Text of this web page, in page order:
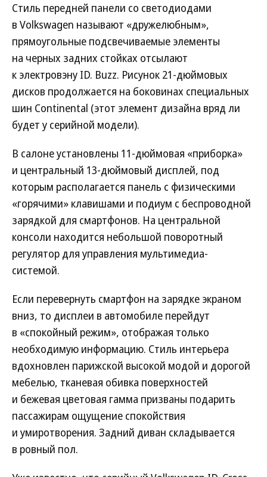
Стиль передней панели со светодиодами
в Volkswagen называют «дружелюбным»,
прямоугольные подсвечиваемые элементы
на черных задних стойках отсылают
к электровэну ID. Buzz. Рисунок 21-дюймовых
дисков продолжается на боковинах специальных
шин Continental (этот элемент дизайна вряд ли
будет у серийной модели).
В салоне установлены 11-дюймовая «приборка»
и центральный 13-дюймовый дисплей, под
которым располагается панель с физическими
«горячими» клавишами и подиум с беспроводной
зарядкой для смартфонов. На центральной
консоли находится небольшой поворотный
регулятор для управления мультимедиа-
системой.
Если перевернуть смартфон на зарядке экраном
вниз, то дисплеи в автомобиле перейдут
в «спокойный режим», отображая только
необходимую информацию. Стиль интерьера
вдохновлен парижской высокой модой и дорогой
мебелью, тканевая обивка поверхностей
и бежевая цветовая гамма призваны подарить
пассажирам ощущение спокойствия
и умиротворения. Задний диван складывается
в ровный пол.